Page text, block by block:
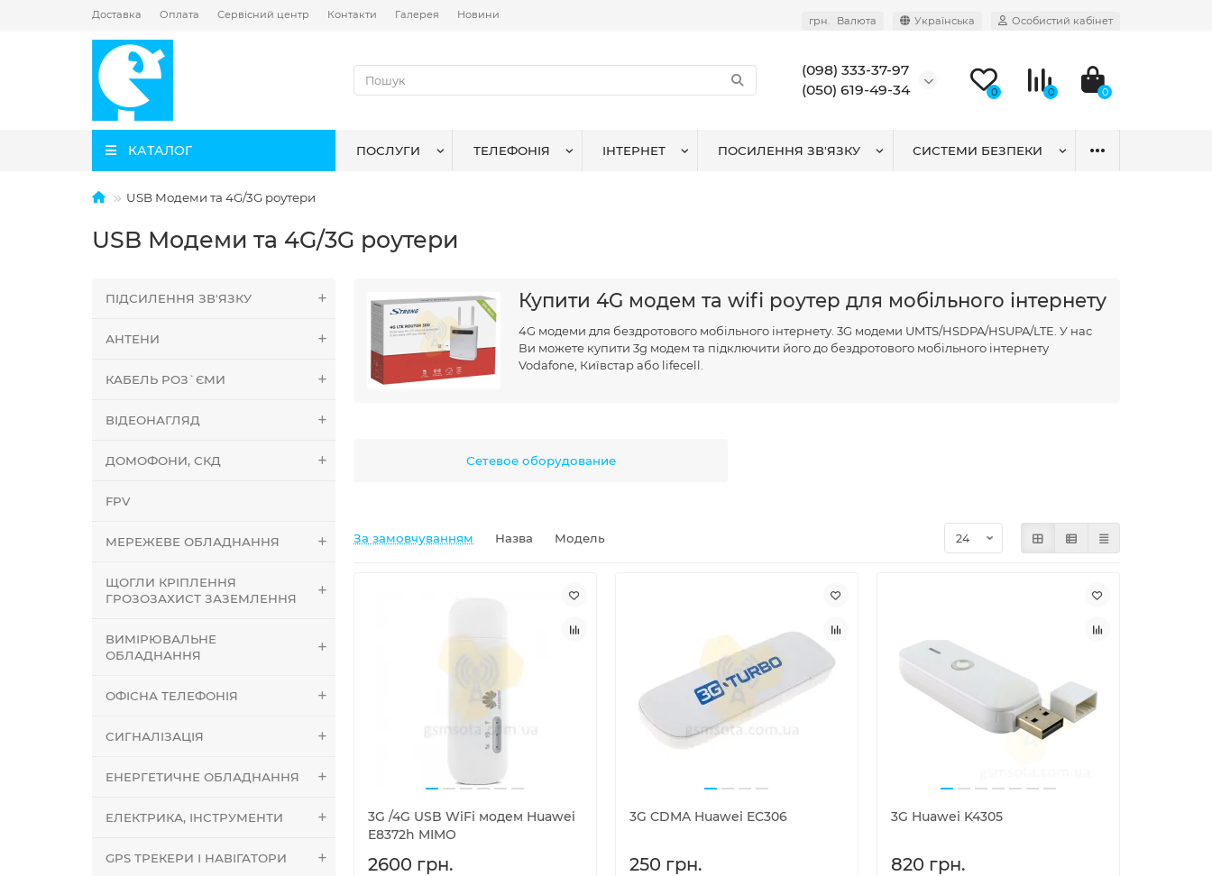
Доставка Оплата Сервісний центр Контакти Галерея Новини грн. Валюта Українська Особистий кабінет
(098) 333-37-97
(050) 619-49-34
0 0 0
КАТАЛОГ ПОСЛУГИ ТЕЛЕФОНІЯ ІНТЕРНЕТ ПОСИЛЕННЯ ЗВ'ЯЗКУ СИСТЕМИ БЕЗПЕКИ
USB Модеми та 4G/3G роутери
USB Модеми та 4G/3G роутери
ПІДСИЛЕННЯ ЗВ'ЯЗКУ
АНТЕНИ
КАБЕЛЬ РОЗ`ЄМИ
ВІДЕОНАГЛЯД
ДОМОФОНИ, СКД
FPV
МЕРЕЖЕВЕ ОБЛАДНАННЯ
ЩОГЛИ КРІПЛЕННЯ
ГРОЗОЗАХИСТ ЗАЗЕМЛЕННЯ
ВИМІРЮВАЛЬНЕ
ОБЛАДНАННЯ
ОФІСНА ТЕЛЕФОНІЯ
СИГНАЛІЗАЦІЯ
ЕНЕРГЕТИЧНЕ ОБЛАДНАННЯ
ЕЛЕКТРИКА, ІНСТРУМЕНТИ
GPS ТРЕКЕРИ І НАВІГАТОРИ
Купити 4G модем та wifi роутер для мобільного інтернету
4G модеми для бездротового мобільного інтернету. 3G модеми UMTS/HSDPA/HSUPA/LTE. У нас
Ви можете купити 3g модем та підключити його до бездротового мобільного інтернету
Vodafone, Київстар або lifecell.
Сетевое оборудование
За замовчуванням Назва Модель
3G /4G USB WiFi модем Huawei
E8372h MIMO
2600 грн.
3G CDMA Huawei EC306
250 грн.
3G Huawei K4305
820 грн.